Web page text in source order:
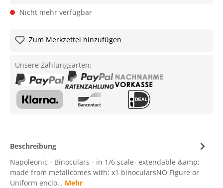
Nicht mehr verfügbar
Zum Merkzettel hinzufügen
Unsere Zahlungsarten:
Beschreibung
Napoleonic - Binoculars - in 1/6 scale- extendable &amp;
made from metallcomes with: x1 binocularsNO Figure or
Uniform enclo… Mehr